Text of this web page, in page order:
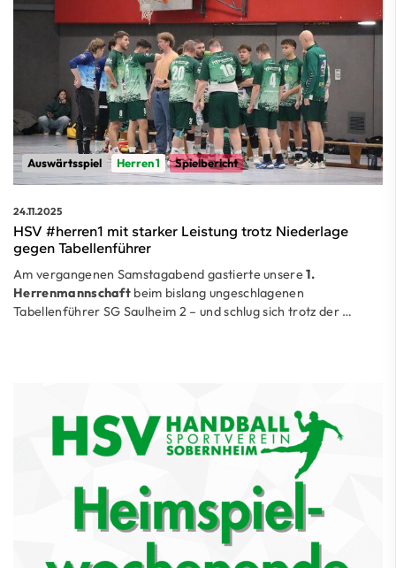
Auswärtsspiel Herren 1 Spielbericht
24.11.2025
HSV #herren1 mit starker Leistung trotz Niederlage
gegen Tabellenführer
Am vergangenen Samstagabend gastierte unsere1.
Herrenmannschaft beim bislang ungeschlagenen
Tabellenführer SG Saulheim 2 – und schlug sich trotz der …